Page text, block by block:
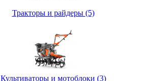
Тракторы и райдеры (5)
Культиваторы и мотоблоки (3)